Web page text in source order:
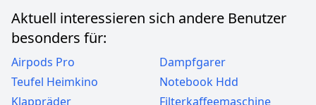
Aktuell interessieren sich andere Benutzer
besonders für:
Airpods Pro
Dampfgarer
Teufel Heimkino
Notebook Hdd
Klappräder
Filterkaffeemaschine